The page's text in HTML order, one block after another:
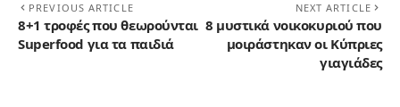
PREVIOUS ARTICLE
8+1 τροφές που θεωρούνται
Superfood για τα παιδιά
NEXT ARTICLE
8 μυστικά νοικοκυριού που
μοιράστηκαν οι Κύπριες
γιαγιάδες